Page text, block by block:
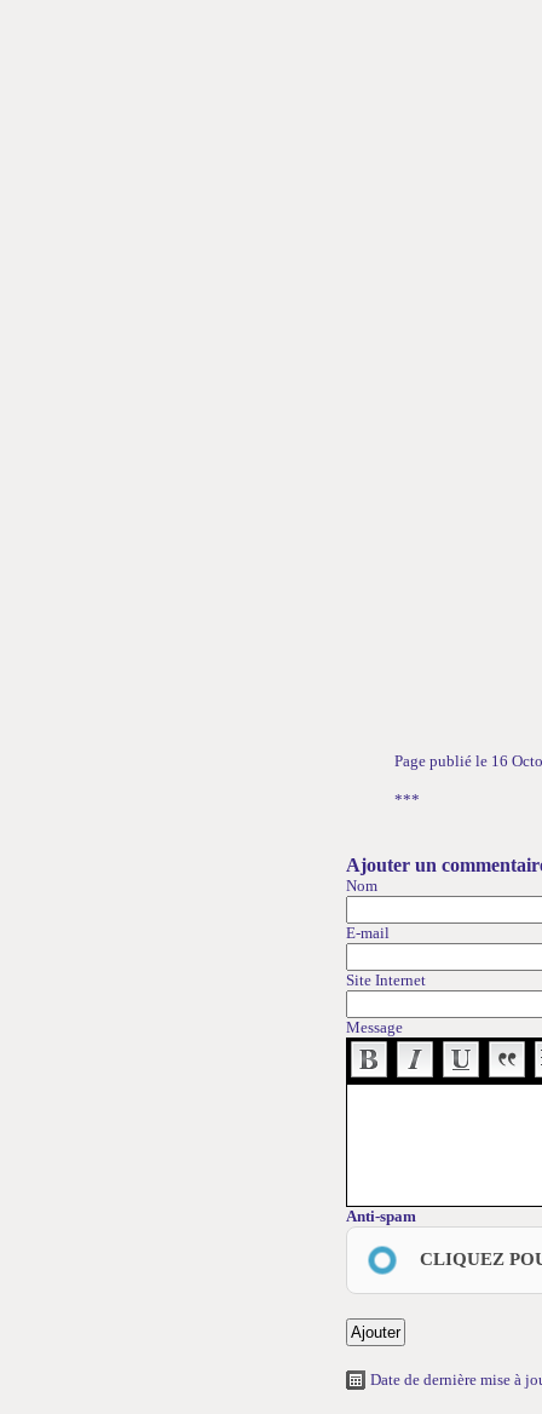
Page publié le 16
***
Ajouter un
Nom
E-mail
Site Internet
Message
Anti-spam
CLIQUEZ
Date de dernière mise à